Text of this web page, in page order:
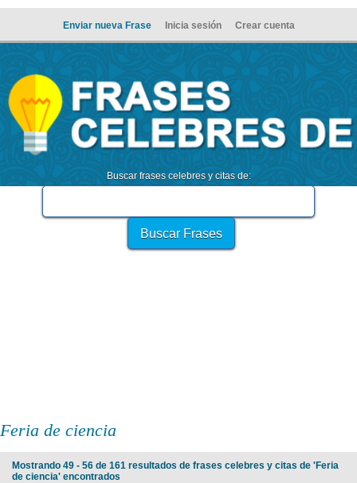
Enviar nueva Frase Inicia sesión Crear cuenta
Buscar frases celebres y citas de:
Feria de ciencia
Mostrando 49 - 56 de 161 resultados de frases celebres y citas de 'Feria
de ciencia' encontrados